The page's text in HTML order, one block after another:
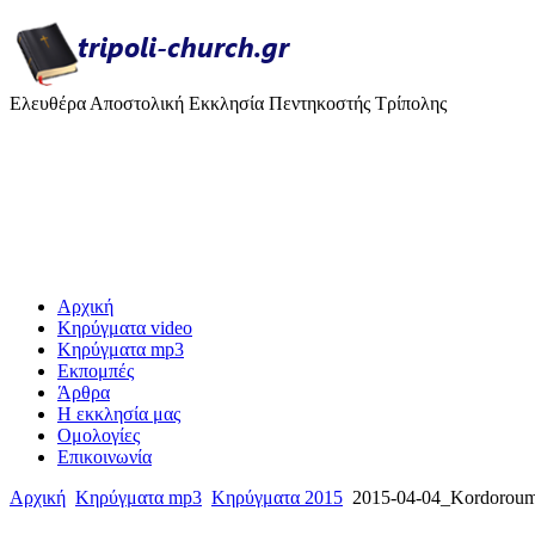
Ελευθέρα Αποστολική Εκκλησία Πεντηκοστής Τρίπολης
Αρχική
Κηρύγματα video
Κηρύγματα mp3
Εκπομπές
Άρθρα
H εκκλησία μας
Ομολογίες
Επικοινωνία
Αρχική Κηρύγματα mp3 Κηρύγματα 2015 2015-04-